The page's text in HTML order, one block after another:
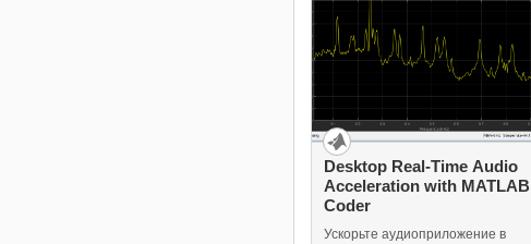
обучении, смотрите Распознание
речевых команд с
использованием глубокого
обучения.
Desktop Real-Time Audio
Acceleration with MATLAB
Coder
Ускорьте аудиоприложение в